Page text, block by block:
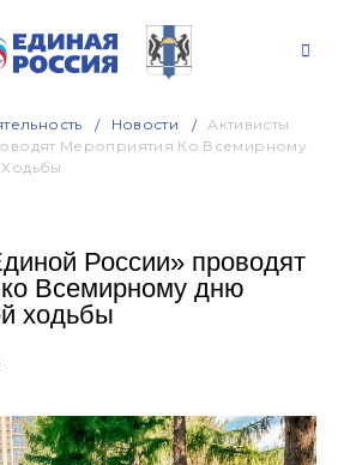
Новости
Активисты
Мероприятия Ко Всемирному
России» проводят
Всемирному дню
ходьбы